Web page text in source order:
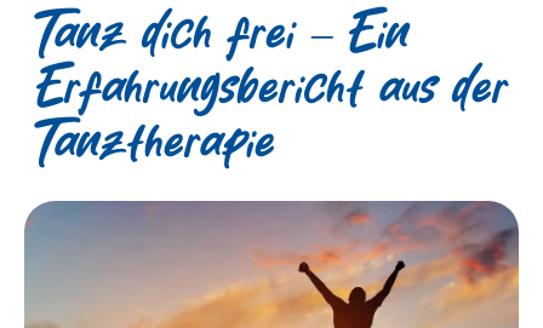
Tanz dich frei – Ein
Erfahrungsbericht aus der
Tanztherapie